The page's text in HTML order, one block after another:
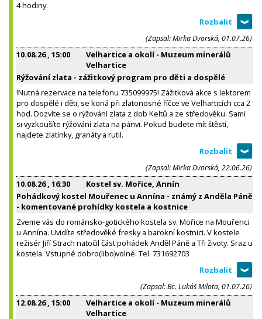
4 hodiny.
(Zapsal: Mirka Dvorská, 01.07.26)
10.08.26, 15:00
Velhartice a okolí - Muzeum minerálů
Velhartice
Rýžování zlata - zážitkový program pro děti a dospělé
!Nutná rezervace na telefonu 735099975! Zážitková akce s lektorem
pro dospělé i děti, se koná při zlatonosné říčce ve Velharticích cca 2
hod. Dozvíte se o rýžování zlata z dob Keltů a ze středověku. Sami
si vyzkoušíte rýžování zlata na pánvi. Pokud budete mít štěstí,
najdete zlatinky, granáty a rutil.
(Zapsal: Mirka Dvorská, 22.06.26)
10.08.26, 16:30
Kostel sv. Mořice, Annín
Pohádkový kostel Mouřenec u Annína - známý z Anděla Páně
- komentované prohídky kostela a kostnice
Zveme vás do románsko-gotického kostela sv. Mořice na Mouřenci
u Annína. Uvidíte středověké fresky a barokní kostnici. V kostele
režisér Jiří Strach natočil část pohádek Anděl Páně a Tři životy. Sraz u
kostela. Vstupné dobro(libo)volné. Tel. 731692703
(Zapsal: Bc. Lukáš Milota, 01.07.26)
12.08.26, 15:00
Velhartice a okolí - Muzeum minerálů
Velhartice